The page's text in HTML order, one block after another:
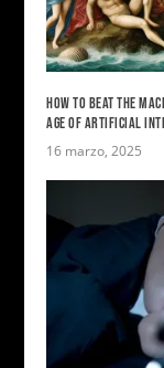
HOW TO BEAT THE
AGE OF ARTIFICIAL
16 marzo, 2025